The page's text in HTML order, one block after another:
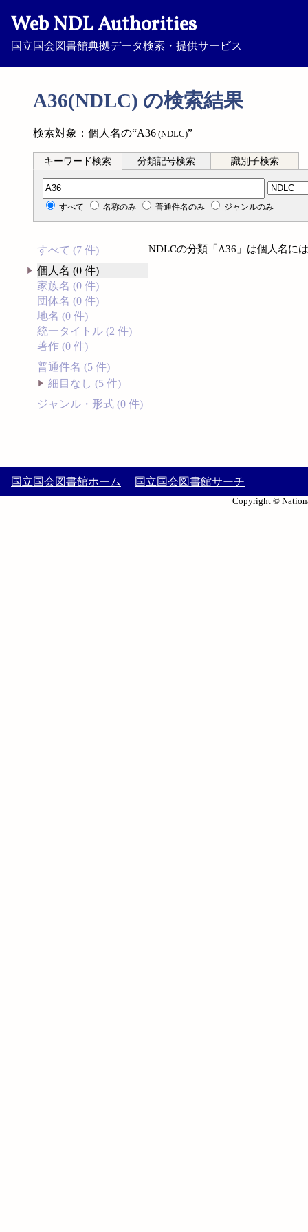
Web NDL Authorities
国立国会図書館典拠データ検索・提供サービス
A36(NDLC) の検索結果
検索対象：個人名の“A36 (NDLC)”
キーワード検索 分類記号検索 識別子検索
分類記号検索
すべて 名称のみ 普通件名のみ ジャンルのみ
すべて (7 件)
個人名 (0 件)
家族名 (0 件)
団体名 (0 件)
地名 (0 件)
統一タイトル (2 件)
著作 (0 件)
普通件名 (5 件)
細目なし (5 件)
ジャンル・形式 (0 件)
NDLCの分類「A36」は個人名に
国立国会図書館ホーム 国立国会図書館サーチ
Copyright ©